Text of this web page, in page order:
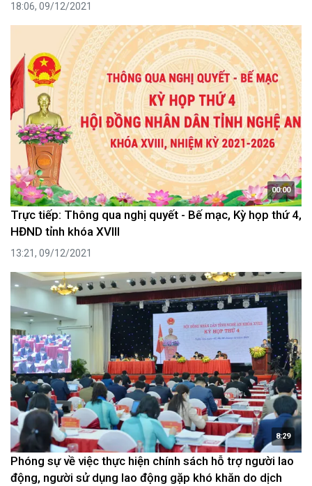
18:06, 09/12/2021
00:00
Trực tiếp: Thông qua nghị quyết - Bế mạc, Kỳ họp thứ 4,
HĐND tỉnh khóa XVIII
13:21, 09/12/2021
8:29
Phóng sự về việc thực hiện chính sách hỗ trợ người lao
động, người sử dụng lao động gặp khó khăn do dịch